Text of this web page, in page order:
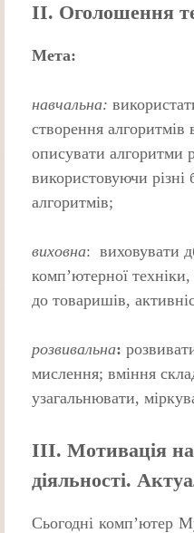
ІІ. Оголошення
Мета:
навчальна:
створення алгоритмів
описувати алгоритми
використовуючи різні
алгоритмів;
виховна: виховувати
комп’ютерної
до товаришів,
розвивальна:
мислення; вміння
узагальнювати,
ІІІ. Мотивація
діяльності.
Сьогодні комп’ютер